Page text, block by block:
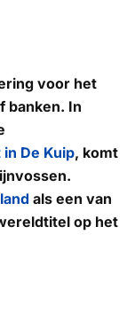
voor het
banken. In
De Kuip, komt
.
als een van
op het